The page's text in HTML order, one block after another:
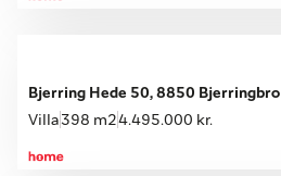
Bjerring Hede 50, 8850 Bjerringbro
Villa 398 m24.495.000 kr.